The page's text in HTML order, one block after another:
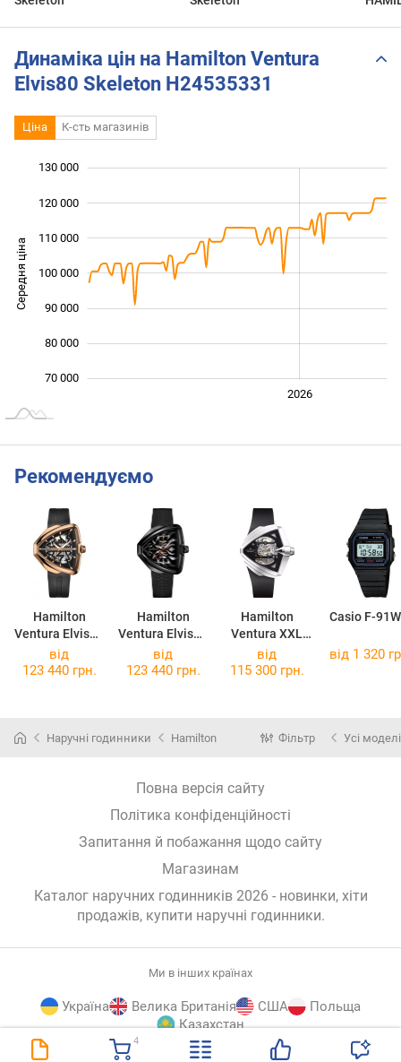
4
Динаміка цін на Hamilton Ventura
Elvis80 Skeleton H24535331
Ціна К-сть магазинів
Середня ціна 100 000
70 000
80 000
90 000
100 000
110 000
120 000
130 000
2026
Рекомендуємо
Hamilton
Ventura Elvis80
Skeleton
H24525331
Hamilton
Ventura Elvis80
Skeleton Auto
H24535332
Hamilton
Ventura XXL
Skeleton Auto
H24625330
Casio F-
від
123 440 грн.
від
123 440 грн.
від
115 300 грн.
від 1 320
Наручні годинники Hamilton Фільтр Усі моделі
Повна версія сайту
Політика конфіденційності
Запитання й побажання щодо сайту
Магазинам
Каталог наручних годинників 2026 - новинки, хіти
продажів, купити наручні годинники.
Ми в інших країнах
Україна Велика Британія США
Польща
Казахстан